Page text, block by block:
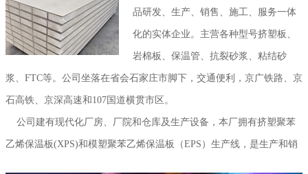
品研发、生产、销售、施工、服务一体
化的实体企业。主营各种型号挤塑板、
岩棉板、保温管、抗裂砂浆、粘结砂
浆、FTC等。公司坐落在省会石家庄市脚下，交通便利，京广铁路、京
石高铁、京深高速和107国道横贯市区。
公司建有现代化厂房、厂院和仓库及生产设备，本厂拥有挤塑聚苯
乙烯保温板(XPS)和模塑聚苯乙烯保温板（EPS）生产线，是生产和销